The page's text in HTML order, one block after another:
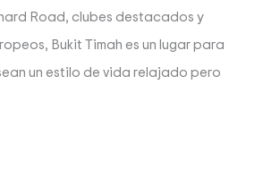
Road, clubes destacados y
Bukit Timah es un lugar para
un estilo de vida relajado pero